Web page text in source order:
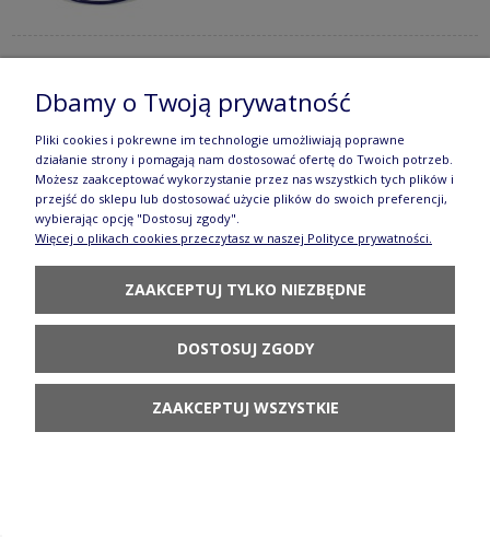
Filiżanka i spodek do herbaty V 0,18 L Ceramika
Artystyczna Bolesławiec F770K dek2414X
58,89 zł
DOSTĘPNOŚCI
Filiżanka i spodek do kawy V 0,2 L Ceramika
Artystyczna Bolesławiec F768K dek2414X
Dbamy o Twoją prywatność
Pliki cookies i pokrewne im technologie umożliwiają poprawne
działanie strony i pomagają nam dostosować ofertę do Twoich potrzeb.
Możesz zaakceptować wykorzystanie przez nas wszystkich tych plików i
przejść do sklepu lub dostosować użycie plików do swoich preferencji,
wybierając opcję "Dostosuj zgody".
Więcej o plikach cookies przeczytasz w naszej Polityce prywatności.
ZAAKCEPTUJ TYLKO NIEZBĘDNE
DOSTOSUJ ZGODY
ZAAKCEPTUJ WSZYSTKIE